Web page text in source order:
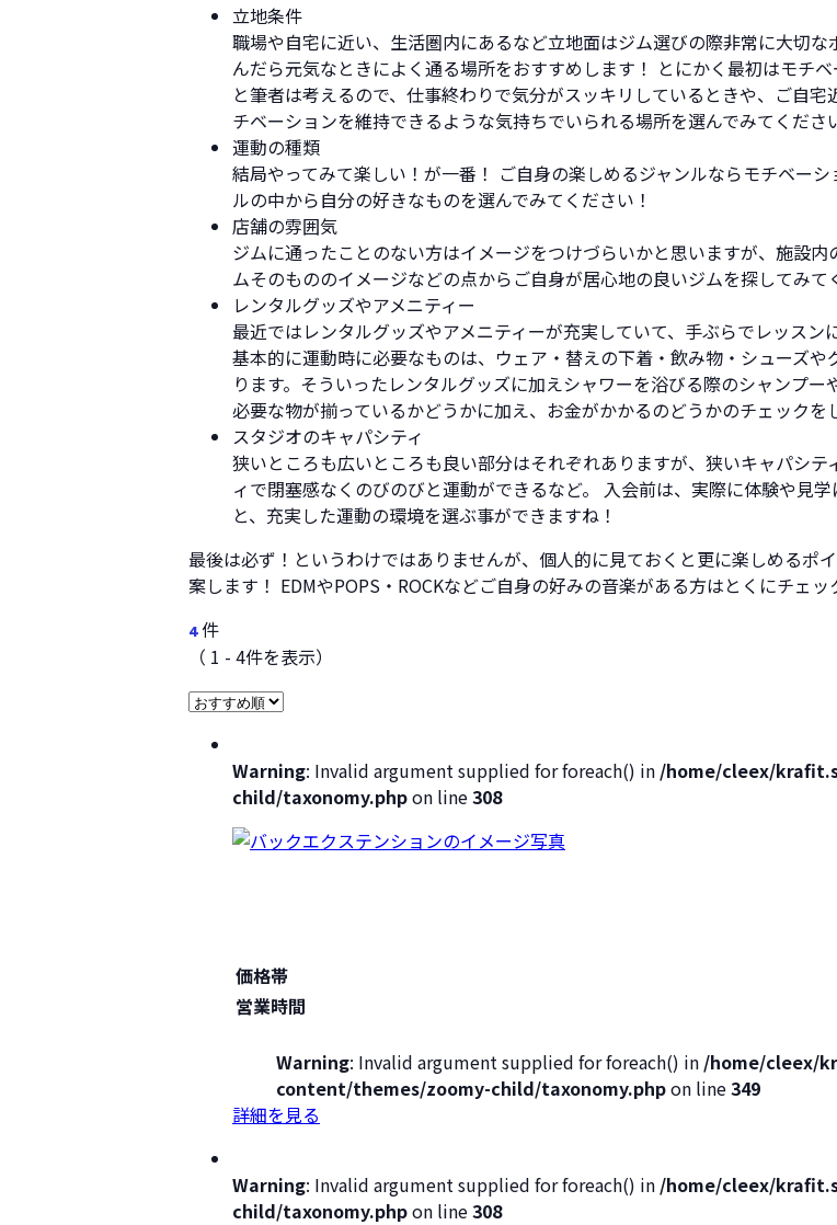
立地条件
職場や自宅に近い、生活圏内にあるなど立地面はジム選びの際非常に大切
んだら元気なときによく通る場所をおすすめします！ とにかく最初はモチ
と筆者は考えるので、仕事終わりで気分がスッキリしているときや、ご自
チベーションを維持できるような気持ちでいられる場所を選んでみてくださ
運動の種類
結局やってみて楽しい！が一番！ ご自身の楽しめるジャンルならモチベー
ルの中から自分の好きなものを選んでみてください！
店舗の雰囲気
ジムに通ったことのない方はイメージをつけづらいかと思いますが、施設
ムそのもののイメージなどの点からご自身が居心地の良いジムを探してみて
レンタルグッズやアメニティー
最近ではレンタルグッズやアメニティーが充実していて、手ぶらでレッスン
基本的に運動時に必要なものは、ウェア・替えの下着・飲み物・シューズ
ります。そういったレンタルグッズに加えシャワーを浴びる際のシャンプ
必要な物が揃っているかどうかに加え、お金がかかるのどうかのチェックを
スタジオのキャパシティ
狭いところも広いところも良い部分はそれぞれありますが、狭いキャパシ
ィで閉塞感なくのびのびと運動ができるなど。 入会前は、実際に体験や見
と、充実した運動の環境を選ぶ事ができますね！
最後は必ず！というわけではありませんが、個人的に見ておくと更に楽しめるポ
案します！ EDMやPOPS・ROCKなどご自身の好みの音楽がある方はとくにチェ
4件
（ 1 - 4件を表示）
Warning: Invalid argument supplied for foreach() in /home/cleex/
child/taxonomy.phpon line308
価格帯
営業時間
Warning: Invalid argument supplied for foreach() in /home/cleex/
content/themes/zoomy-child/taxonomy.phpon line349
詳細を見る
Warning: Invalid argument supplied for foreach() in /home/cleex/
child/taxonomy.phpon line308